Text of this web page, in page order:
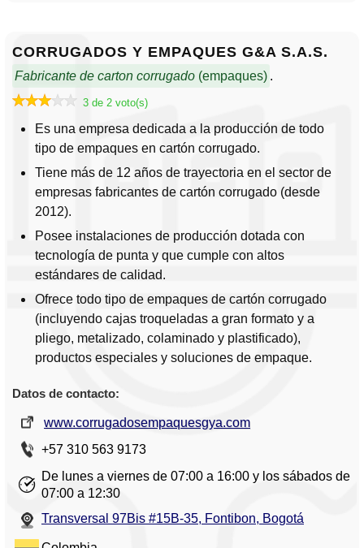
CORRUGADOS Y EMPAQUES G&A S.A.S.
Fabricante de carton corrugado (empaques) .
3 de 2 voto(s)
Es una empresa dedicada a la producción de todo
tipo de empaques en cartón corrugado.
Tiene más de 12 años de trayectoria en el sector de
empresas fabricantes de cartón corrugado (desde
2012).
Posee instalaciones de producción dotada con
tecnología de punta y que cumple con altos
estándares de calidad.
Ofrece todo tipo de empaques de cartón corrugado
(incluyendo cajas troqueladas a gran formato y a
pliego, metalizado, colaminado y plastificado),
productos especiales y soluciones de empaque.
Datos de contacto:
www.corrugadosempaquesgya.com
+57 310 563 9173
De lunes a viernes de 07:00 a 16:00 y los s​ábados de
07:00 a 12:30
Transversal 97Bis #15B-35, Fontibon, Bogotá